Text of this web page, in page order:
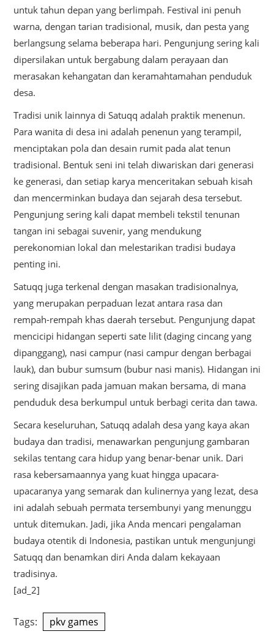
untuk tahun depan yang berlimpah. Festival ini penuh
warna, dengan tarian tradisional, musik, dan pesta yang
berlangsung selama beberapa hari. Pengunjung sering kali
dipersilakan untuk bergabung dalam perayaan dan
merasakan kehangatan dan keramahtamahan penduduk
desa.
Tradisi unik lainnya di Satuqq adalah praktik menenun.
Para wanita di desa ini adalah penenun yang terampil,
menciptakan pola dan desain rumit pada alat tenun
tradisional. Bentuk seni ini telah diwariskan dari generasi
ke generasi, dan setiap karya menceritakan sebuah kisah
dan mencerminkan budaya dan sejarah desa tersebut.
Pengunjung sering kali dapat membeli tekstil tenunan
tangan ini sebagai suvenir, yang mendukung
perekonomian lokal dan melestarikan tradisi budaya
penting ini.
Satuqq juga terkenal dengan masakan tradisionalnya,
yang merupakan perpaduan lezat antara rasa dan
rempah-rempah khas daerah tersebut. Pengunjung dapat
mencicipi hidangan seperti sate lilit (daging cincang yang
dipanggang), nasi campur (nasi campur dengan berbagai
lauk), dan bubur sumsum (bubur nasi manis). Hidangan ini
sering disajikan pada jamuan makan bersama, di mana
penduduk desa berkumpul untuk berbagi cerita dan tawa.
Secara keseluruhan, Satuqq adalah desa yang kaya akan
budaya dan tradisi, menawarkan pengunjung gambaran
sekilas tentang cara hidup yang benar-benar unik. Dari
rasa kebersamaannya yang kuat hingga upacara-
upacaranya yang semarak dan kulinernya yang lezat, desa
ini adalah sebuah permata tersembunyi yang menunggu
untuk ditemukan. Jadi, jika Anda mencari pengalaman
budaya otentik di Indonesia, pastikan untuk mengunjungi
Satuqq dan benamkan diri Anda dalam kekayaan
tradisinya.
[ad_2]
Tags: pkv games